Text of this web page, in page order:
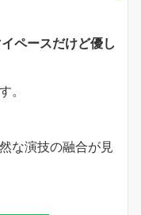
ペースだけど優し
。
な演技の融合が見